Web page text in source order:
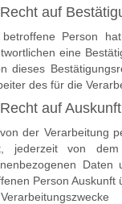
auf
Person
eine
dieses
des für die
auf Auskunft
der Verarbeitung
jederzeit von
Person